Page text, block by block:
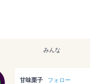
みんな
甘味栗子 フォロー